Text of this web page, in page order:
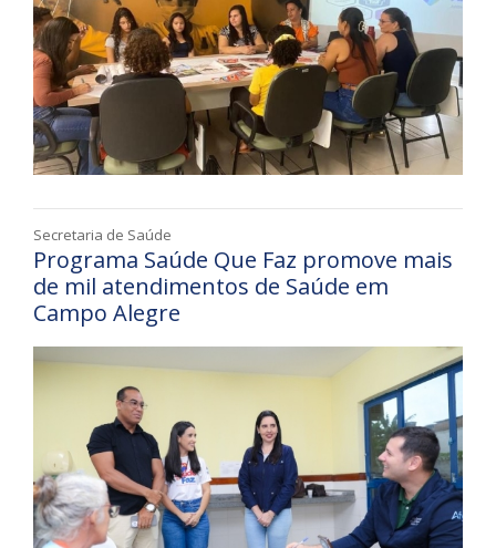
Secretaria de Saúde
Programa Saúde Que Faz promove mais
de mil atendimentos de Saúde em
Campo Alegre